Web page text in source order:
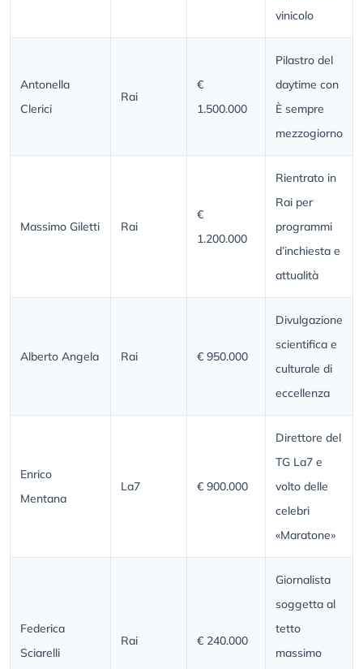
vinicolo
Antonella
Clerici
Rai
€
1.500.000
Pilastro del
daytime con
È sempre
mezzogiorno
Massimo Giletti Rai
€
1.200.000
Rientrato in
Rai per
programmi
d’inchiesta e
attualità
Alberto Angela Rai € 950.000
Divulgazione
scientifica e
culturale di
eccellenza
Enrico
Mentana
La7 € 900.000
Direttore del
TG La7 e
volto delle
celebri
«Maratone»
Federica
Sciarelli
Rai € 240.000
Giornalista
soggetta al
tetto
massimo